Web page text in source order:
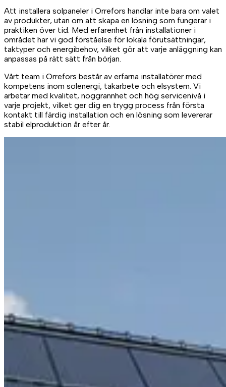
Att installera solpaneler i Orrefors handlar inte bara om valet
av produkter, utan om att skapa en lösning som fungerar i
praktiken över tid. Med erfarenhet från installationer i
området har vi god förståelse för lokala förutsättningar,
taktyper och energibehov, vilket gör att varje anläggning kan
anpassas på rätt sätt från början.
Vårt team i Orrefors består av erfarna installatörer med
kompetens inom solenergi, takarbete och elsystem. Vi
arbetar med kvalitet, noggrannhet och hög servicenivå i
varje projekt, vilket ger dig en trygg process från första
kontakt till färdig installation och en lösning som levererar
stabil elproduktion år efter år.